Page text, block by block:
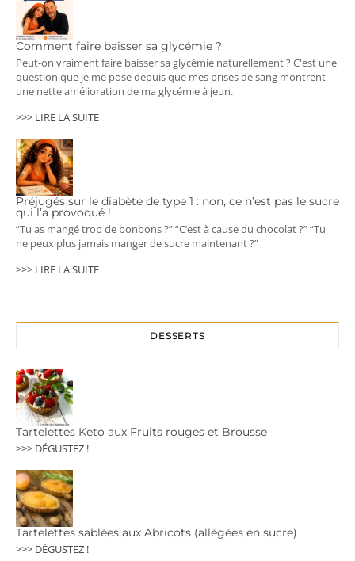
Comment faire baisser sa glycémie ?
Peut-on vraiment faire baisser sa glycémie naturellement ? C'est une
question que je me pose depuis que mes prises de sang montrent
une nette amélioration de ma glycémie à jeun.
>>> LIRE LA SUITE
Préjugés sur le diabète de type 1 : non, ce n’est pas le sucre
qui l’a provoqué !
“Tu as mangé trop de bonbons ?” “C’est à cause du chocolat ?” “Tu
ne peux plus jamais manger de sucre maintenant ?”
>>> LIRE LA SUITE
DESSERTS
Tartelettes Keto aux Fruits rouges et Brousse
>>> DÉGUSTEZ !
Tartelettes sablées aux Abricots (allégées en sucre)
>>> DÉGUSTEZ !